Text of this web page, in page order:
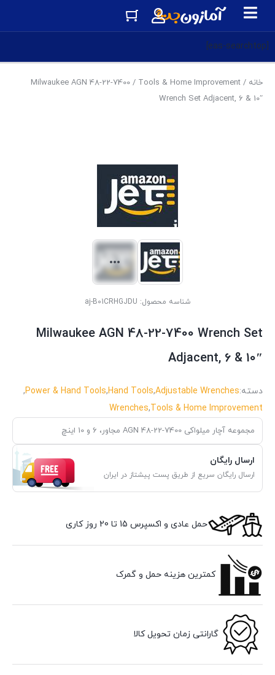
[eas-searchtop]
خانه /
Tools & Home Improvement
/ Milwaukee AGN 48-22-7400
Wrench Set Adjacent, 6 & 10″
شناسه محصول: aj-B01CRHGJDU
Milwaukee AGN 48-22-7400 Wrench Set
Adjacent, 6 & 10″
دسته:Adjustable Wrenches
,
Hand Tools
,
Power & Hand Tools
,
Tools & Home Improvement
,
Wrenches
مجموعه آچار میلواکی AGN 48-22-7400 مجاور، 6 و 10 اینچ
ارسال رایگان
ارسال رایگان سریع از طریق پست پیشتاز در ایران
حمل عادی و اکسپرس 15 تا 20 روز کاری
کمترین هزینه حمل و گمرک
گارانتی زمان تحویل کالا